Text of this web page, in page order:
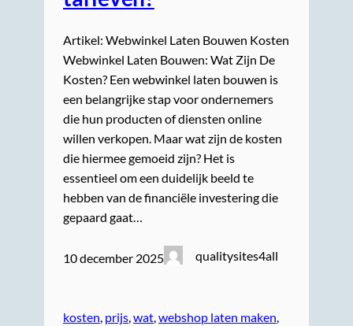
Artikel: Webwinkel Laten Bouwen Kosten
Webwinkel Laten Bouwen: Wat Zijn De
Kosten? Een webwinkel laten bouwen is
een belangrijke stap voor ondernemers
die hun producten of diensten online
willen verkopen. Maar wat zijn de kosten
die hiermee gemoeid zijn? Het is
essentieel om een duidelijk beeld te
hebben van de financiële investering die
gepaard gaat…
10 december 2025 qualitysites4all
kosten, prijs, wat, webshop laten maken